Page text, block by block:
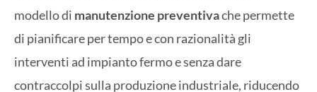
modello di manutenzione preventivache permette
di pianificare per tempo e con razionalità gli
interventi ad impianto fermo e senza dare
contraccolpi sulla produzione industriale, riducendo